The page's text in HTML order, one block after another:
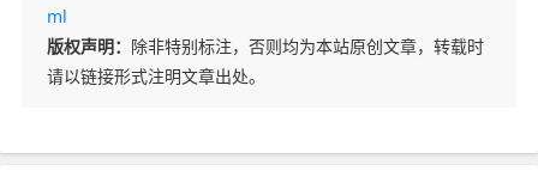
ml
版权声明： 除非特别标注，否则均为本站原创文章，转载时
请以链接形式注明文章出处。